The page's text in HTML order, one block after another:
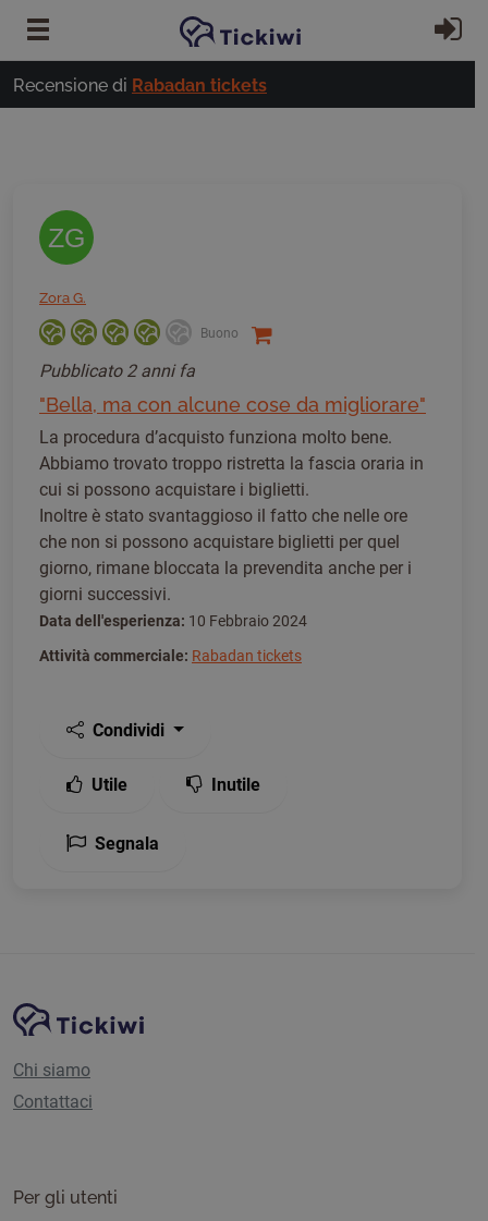
Vai al contenuto principale
Recensione di Rabadan tickets
ZG
Zora G.
Buono
Pubblicato 2 anni fa
"Bella, ma con alcune cose da migliorare"
La procedura d’acquisto funziona molto bene.
Abbiamo trovato troppo ristretta la fascia oraria in
cui si possono acquistare i biglietti.
Inoltre è stato svantaggioso il fatto che nelle ore
che non si possono acquistare biglietti per quel
giorno, rimane bloccata la prevendita anche per i
giorni successivi.
Data dell'esperienza: 10 Febbraio 2024
Attività commerciale: Rabadan tickets
Condividi
Utile Inutile
Segnala
Navigazione del sito
Piattaforma Tickiwi
Chi siamo
Contattaci
Per gli utenti